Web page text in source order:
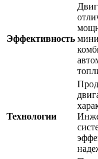
Эффективность
Технологии